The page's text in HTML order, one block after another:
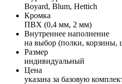
Boyard, Blum, Hettich
Кромка
ПВХ (0,4 мм, 2 мм)
Внутреннее наполнение
на выбор (полки, корзины,
Размер
индивидуальный
Цена
указана за базовую